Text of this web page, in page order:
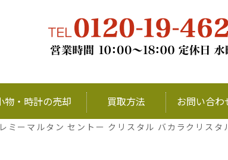
、プラチナ・銀・ダイヤ
物・時計の売却 買取方法 お問い合わ
ミーマルタン セントー クリスタル バカラクリスタ